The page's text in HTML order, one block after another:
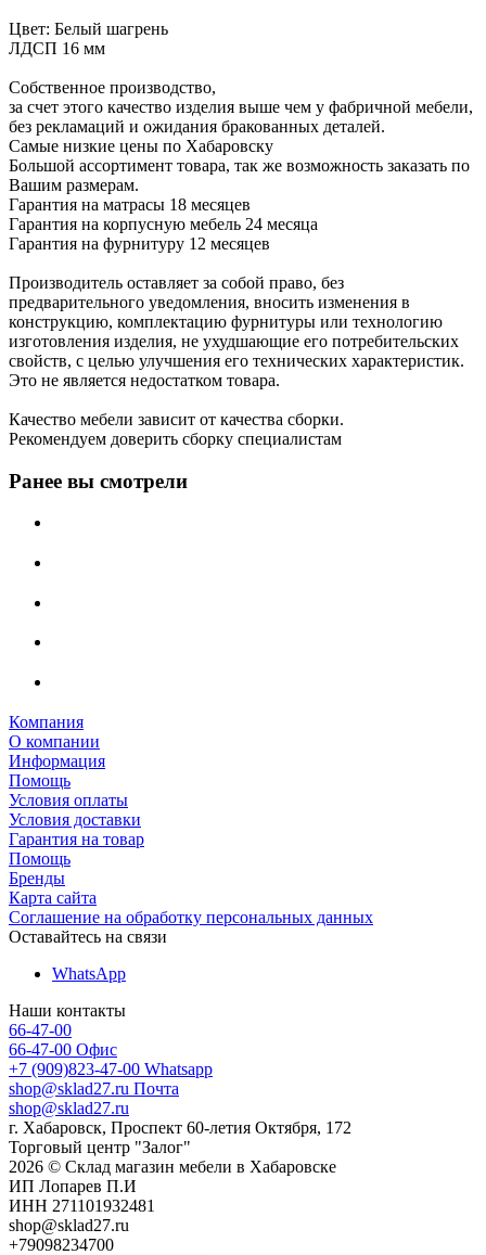
Цвет: Белый шагрень
ЛДСП 16 мм
Собственное производство,
за счет этого качество изделия выше чем у фабричной мебели,
без рекламаций и ожидания бракованных деталей.
Самые низкие цены по Хабаровску
Большой ассортимент товара, так же возможность заказать по
Вашим размерам.
Гарантия на матрасы 18 месяцев
Гарантия на корпусную мебель 24 месяца
Гарантия на фурнитуру 12 месяцев
Производитель оставляет за собой право, без
предварительного уведомления, вносить изменения в
конструкцию, комплектацию фурнитуры или технологию
изготовления изделия, не ухудшающие его потребительских
свойств, с целью улучшения его технических характеристик.
Это не является недостатком товара.
Качество мебели зависит от качества сборки.
Рекомендуем доверить сборку специалистам
Ранее вы смотрели
Компания
О компании
Информация
Помощь
Условия оплаты
Условия доставки
Гарантия на товар
Помощь
Бренды
Карта сайта
Соглашение на обработку персональных данных
Оставайтесь на связи
WhatsApp
Наши контакты
66-47-00
66-47-00 Офис
+7 (909)823-47-00 Whatsapp
shop@sklad27.ru Почта
shop@sklad27.ru
г. Хабаровск, Проспект 60-летия Октября, 172
Торговый центр "Залог"
2026 © Склад магазин мебели в Хабаровске
ИП Лопарев П.И
ИНН 271101932481
shop@sklad27.ru
+79098234700